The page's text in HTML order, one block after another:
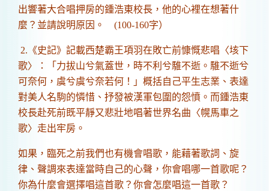
出響著大合唱押房的鍾浩東校長，他的心裡在想著什
麼？並請說明原因。 (100-160字）
2.《史記》記載西楚霸王項羽在敗亡前慷慨悲唱〈垓下
歌〉：「力拔山兮氣蓋世，時不利兮騅不逝。騅不逝兮
可奈何，虞兮虞兮奈若何！」概括自己平生志業、表達
對美人名駒的憐惜、抒發被漢軍包圍的怨憤。而鍾浩東
校長赴死前既平靜又悲壯地唱著世界名曲〈幌馬車之
歌〉走出牢房。
如果，臨死之前我們也有機會唱歌，能藉著歌詞、旋
律、聲調來表達當時自己的心聲，你會唱哪一首歌呢？
你為什麼會選擇唱這首歌？你會怎麼唱這一首歌？